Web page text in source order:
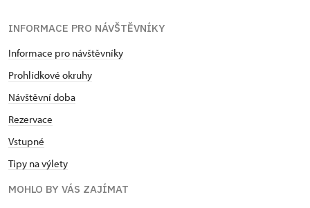
INFORMACE PRO NÁVŠTĚVNÍKY
Informace pro návštěvníky
Prohlídkové okruhy
Návštěvní doba
Rezervace
Vstupné
Tipy na výlety
MOHLO BY VÁS ZAJÍMAT